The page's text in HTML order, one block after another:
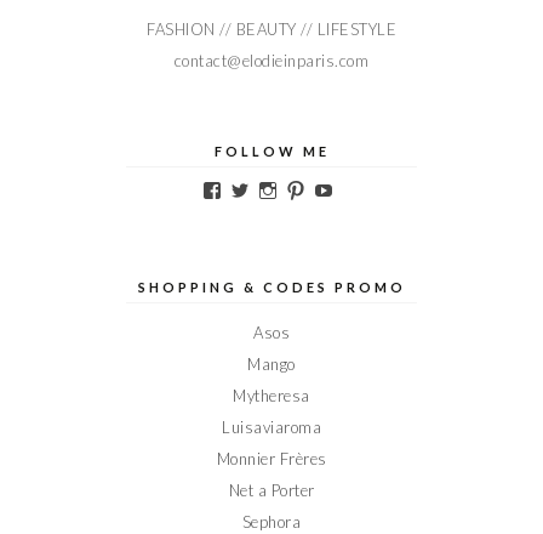
FASHION // BEAUTY // LIFESTYLE
contact@elodieinparis.com
FOLLOW ME
Voir
sur
Voir
sur
Voir
sur
Voir
sur sur
SHOPPING & CODES PROMO
Asos
Mango
Mytheresa
Luisaviaroma
Monnier Frères
Net a Porter
Sephora